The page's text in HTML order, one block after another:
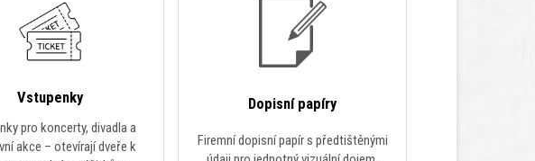
Vstupenky
pro koncerty, divadla a
akce – otevírají dveře k
Dopisní papíry
Firemní dopisní papír s předtištěnými